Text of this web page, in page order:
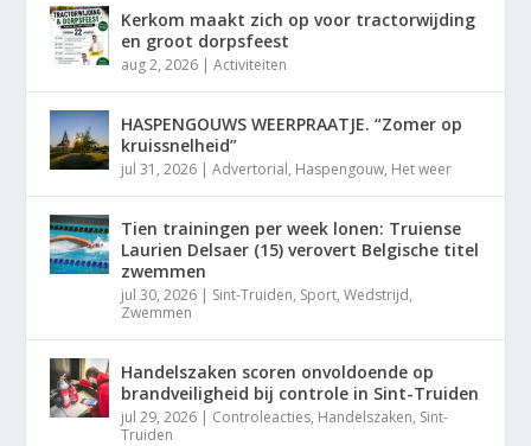
Kerkom maakt zich op voor tractorwijding
en groot dorpsfeest
aug 2, 2026 |Activiteiten
HASPENGOUWS WEERPRAATJE. “Zomer op
kruissnelheid”
jul 31, 2026 |Advertorial, Haspengouw, Het weer
Tien trainingen per week lonen: Truiense
Laurien Delsaer (15) verovert Belgische titel
zwemmen
jul 30, 2026 | Sint-Truiden, Sport,Wedstrijd,
Zwemmen
Handelszaken scoren onvoldoende op
brandveiligheid bij controle in Sint-Truiden
jul 29, 2026 | Controleacties, Handelszaken, Sint-
Truiden